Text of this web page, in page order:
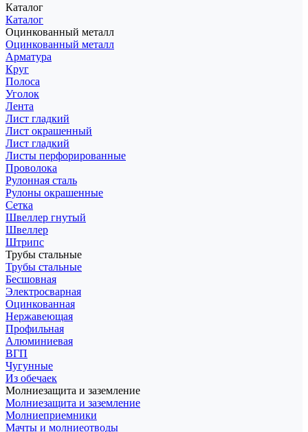
Каталог
Каталог
Оцинкованный металл
Оцинкованный металл
Арматура
Круг
Полоса
Уголок
Лента
Лист гладкий
Лист окрашенный
Лист гладкий
Листы перфорированные
Проволока
Рулонная сталь
Рулоны окрашенные
Сетка
Швеллер гнутый
Швеллер
Штрипс
Трубы стальные
Трубы стальные
Бесшовная
Электросварная
Оцинкованная
Нержавеющая
Профильная
Алюминиевая
ВГП
Чугунные
Из обечаек
Молниезащита и заземление
Молниезащита и заземление
Молниеприемники
Мачты и молниеотводы